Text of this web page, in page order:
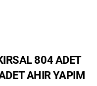
804 ADET
AHIR YAPIM